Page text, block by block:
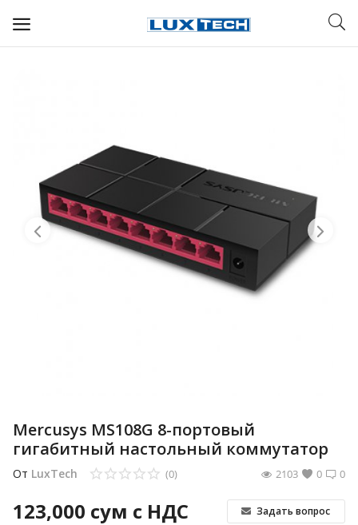
ДЛЯ БИЗНЕСА
ДЛЯ ОПЕРАТОРОВ СВЯЗИ
Прочее
Mercusys MS108G 8-портовый
гигабитный настольный коммутатор
От LuxTech 0
(0) 0
2103
123,000 сум с НДС Задать вопрос